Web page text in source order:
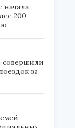
начала
200
совершили
за